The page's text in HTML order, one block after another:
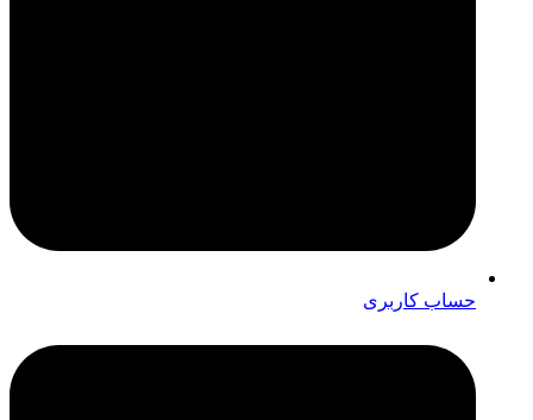
حساب کاربری